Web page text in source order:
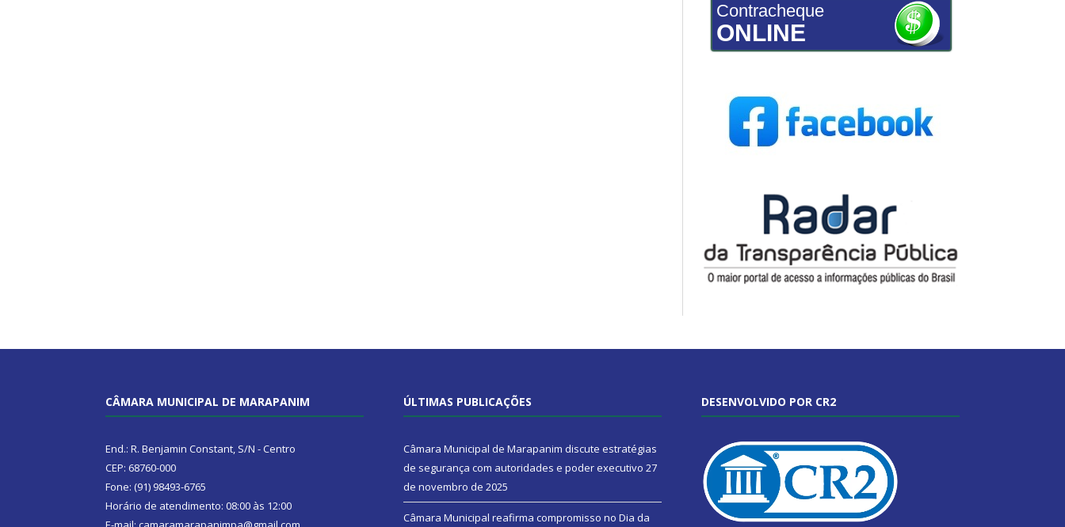
Contracheque
ONLINE
CÂMARA MUNICIPAL DE MARAPANIM
End.: R. Benjamin Constant, S/N - Centro
CEP: 68760-000
Fone: (91) 98493-6765
Horário de atendimento: 08:00 às 12:00
ÚLTIMAS PUBLICAÇÕES
Câmara Municipal de Marapanim discute estratégias
de segurança com autoridades e poder executivo 27
de novembro de 2025
Câmara Municipal reafirma compromisso no Dia da
DESENVOLVIDO POR CR2